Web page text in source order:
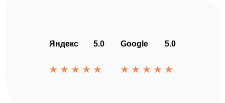
Яндекс 5.0 Google 5.0